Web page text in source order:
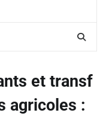
et transf
agricoles :